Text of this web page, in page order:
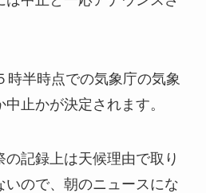
時半時点での気象庁の気象
止かが決定されます。
記録上は天候理由で取り
いので、朝のニュースにな